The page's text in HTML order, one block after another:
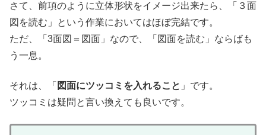
さて、前項のように立体形状をイメージ出来たら、「３面
図を読む」という作業においてはほぼ完結です。
ただ、「3面図＝図面」なので、「図面を読む」ならばも
う一息。
それは、「 図面にツッコミを入れること 」です。
ツッコミは疑問と言い換えても良いです。